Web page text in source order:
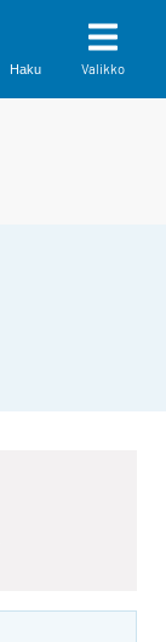
Haku Valikko